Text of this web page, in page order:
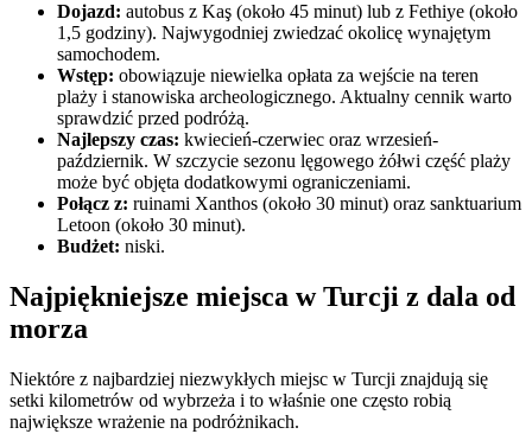
Dojazd: autobus z Kaş (około 45 minut) lub z Fethiye (około
1,5 godziny). Najwygodniej zwiedzać okolicę wynajętym
samochodem.
Wstęp: obowiązuje niewielka opłata za wejście na teren
plaży i stanowiska archeologicznego. Aktualny cennik warto
sprawdzić przed podróżą.
Najlepszy czas: kwiecień-czerwiec oraz wrzesień-
październik. W szczycie sezonu lęgowego żółwi część plaży
może być objęta dodatkowymi ograniczeniami.
Połącz z: ruinami Xanthos (około 30 minut) oraz sanktuarium
Letoon (około 30 minut).
Budżet: niski.
Najpiękniejsze miejsca w Turcji z dala od
morza
Niektóre z najbardziej niezwykłych miejsc w Turcji znajdują się
setki kilometrów od wybrzeża i to właśnie one często robią
największe wrażenie na podróżnikach.